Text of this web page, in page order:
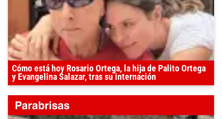
Cómo está hoy Rosario Ortega, la hija de Palito Ortega
y Evangelina Salazar, tras su internación